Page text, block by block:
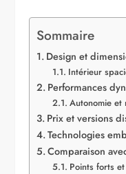
Sommaire
Design et
Intérieur
Performances
Autonomie
Prix et versions
Technologies
Comparaison
Points forts